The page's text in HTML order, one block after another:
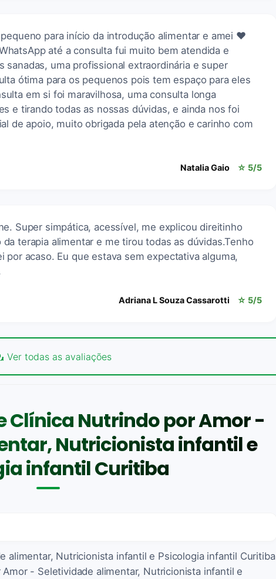
para início da introdução alimentar e amei ❤️
até a consulta fui muito bem atendida e
sanadas, uma profissional extraordinária e super
ótima para os pequenos pois tem espaço para eles
em si foi maravilhosa, uma consulta longa
e tirando todas as nossas dúvidas, e ainda nos foi
de apoio, muito obrigada pela atenção e carinho com
Natalia Gaio ☆ 5/5
Super simpática, acessível, me explicou direitinho
terapia alimentar e me tirou todas as dúvidas.Tenho
por acaso. Eu que estava sem expectativa alguma,
Adriana L Souza Cassarotti ☆ 5/5
Ver todas as avaliações
Clínica Nutrindo por Amor -
Nutricionista infantil e
infantil Curitiba
alimentar, Nutricionista infantil e Psicologia infantil Curitiba
- Seletividade alimentar, Nutricionista infantil e